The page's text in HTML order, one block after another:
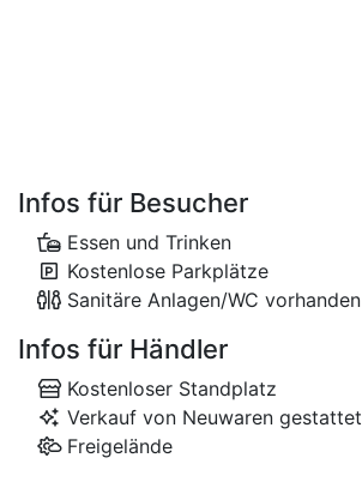
Infos für Besucher
Essen und Trinken
Kostenlose Parkplätze
Sanitäre Anlagen/WC vorhanden
Infos für Händler
Kostenloser Standplatz
Verkauf von Neuwaren gestattet
Freigelände